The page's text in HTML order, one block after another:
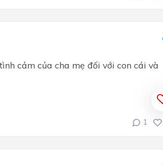
cảm của cha mẹ đối với con cái và
1